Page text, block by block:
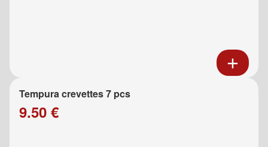
Tempura crevettes 7 pcs
9.50 €